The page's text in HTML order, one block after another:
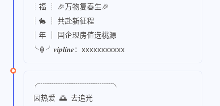
┊福 ┊ 🎉万物复春生🎉
┊🐇 ┊ 共赴新征程
┊年 ┊ 国企现房值选桃源
╰🏮╯𝒗𝒊𝒑𝒍𝒊𝒏𝒆：xxxxxxxxxxx
╭┈┈┈┈┈┈┈┈┈┈╮
因热爱 🌅 去追光